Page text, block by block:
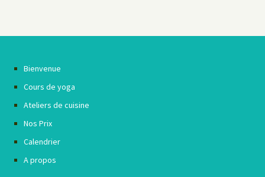
Bienvenue
Cours de yoga
Ateliers de cuisine
Nos Prix
Calendrier
A propos